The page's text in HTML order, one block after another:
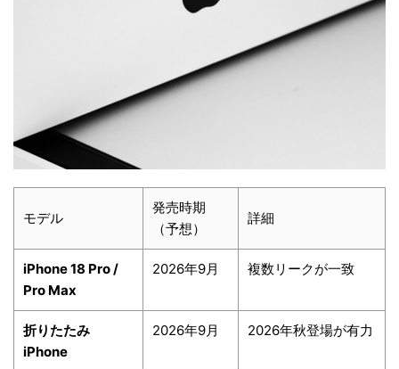
モデル
発売時期
（予想）
詳細
iPhone 18 Pro /
Pro Max
2026年9月 複数リークが一致
折りたたみ
iPhone
2026年9月 2026年秋登場が有力